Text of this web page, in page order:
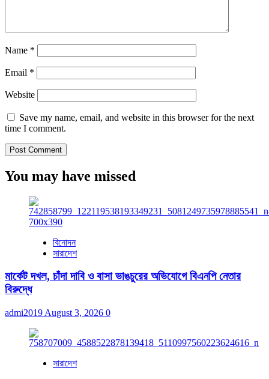
Name *
Email *
Website
Save my name, email, and website in this browser for the next
time I comment.
You may have missed
বিনোদন
সারাদেশ
মার্কেট দখল, চাঁদা দাবি ও বাসা ভাঙচুরের অভিযোগে বিএনপি নেতার
বিরুদ্ধে
admi2019 August 3, 2026 0
সারাদেশ